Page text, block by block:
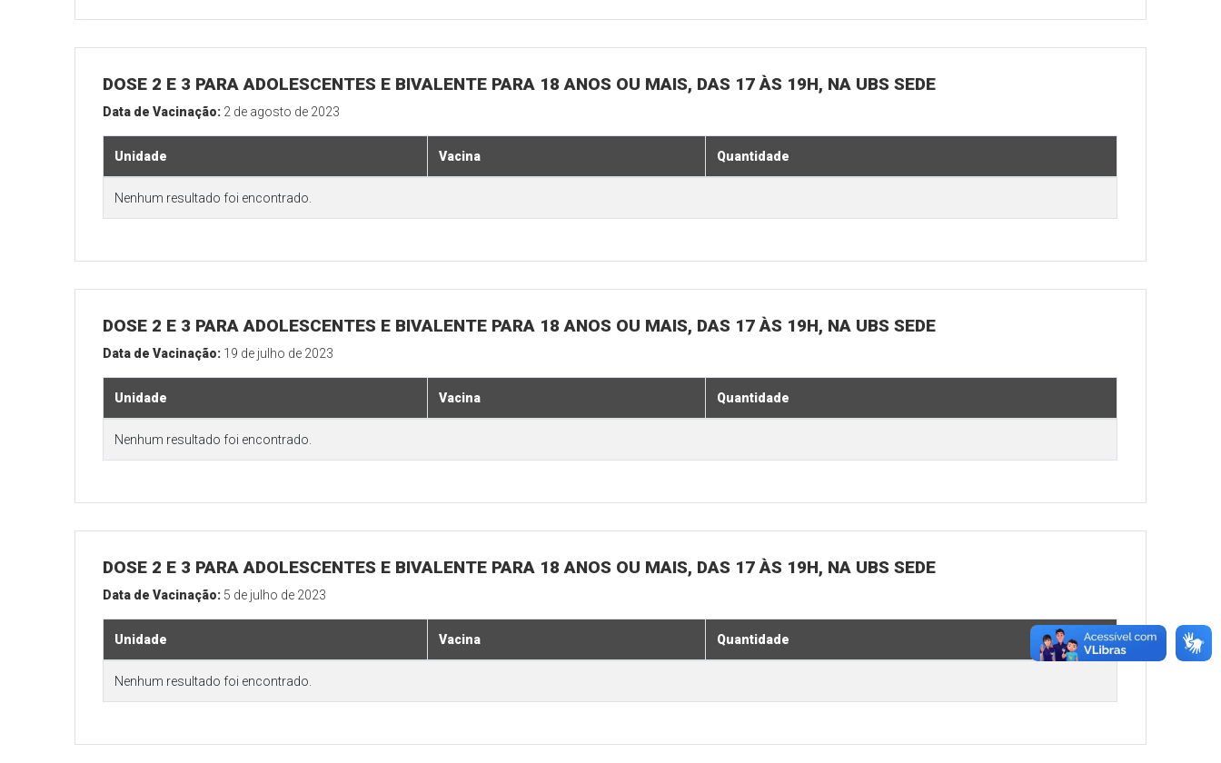
DOSE 2 E 3 PARA ADOLESCENTES E BIVALENTE PARA 18 ANOS OU MAIS, DAS 17 ÀS 19H, NA UBS SEDE
Data de Vacinação: 2 de agosto de 2023
Unidade Vacina Quantidade
Nenhum resultado foi encontrado.
DOSE 2 E 3 PARA ADOLESCENTES E BIVALENTE PARA 18 ANOS OU MAIS, DAS 17 ÀS 19H, NA UBS SEDE
Data de Vacinação: 19 de julho de 2023
Unidade Vacina Quantidade
Nenhum resultado foi encontrado.
DOSE 2 E 3 PARA ADOLESCENTES E BIVALENTE PARA 18 ANOS OU MAIS, DAS 17 ÀS 19H, NA UBS SEDE
Data de Vacinação: 5 de julho de 2023
Unidade Vacina Quantidade
Nenhum resultado foi encontrado.